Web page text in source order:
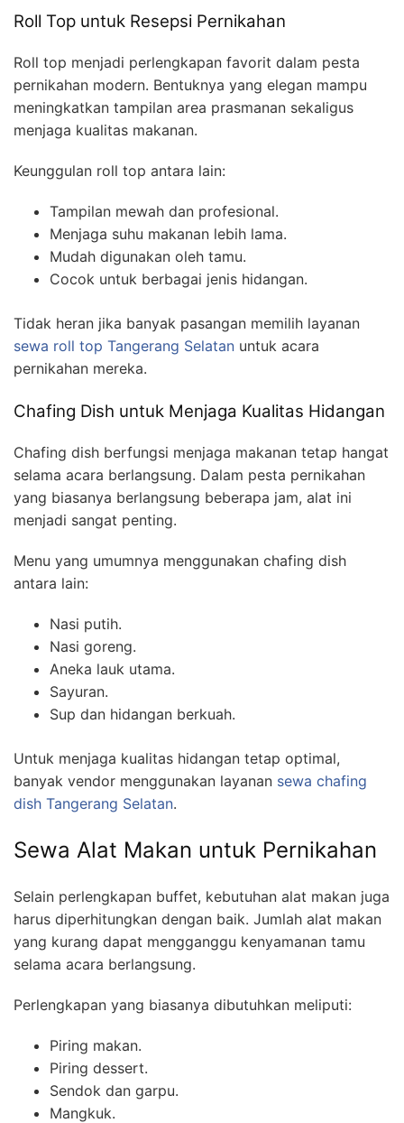
Roll Top untuk Resepsi Pernikahan
Roll top menjadi perlengkapan favorit dalam pesta
pernikahan modern. Bentuknya yang elegan mampu
meningkatkan tampilan area prasmanan sekaligus
menjaga kualitas makanan.
Keunggulan roll top antara lain:
Tampilan mewah dan profesional.
Menjaga suhu makanan lebih lama.
Mudah digunakan oleh tamu.
Cocok untuk berbagai jenis hidangan.
Tidak heran jika banyak pasangan memilih layanan
sewa roll top Tangerang Selatan untuk acara
pernikahan mereka.
Chafing Dish untuk Menjaga Kualitas Hidangan
Chafing dish berfungsi menjaga makanan tetap hangat
selama acara berlangsung. Dalam pesta pernikahan
yang biasanya berlangsung beberapa jam, alat ini
menjadi sangat penting.
Menu yang umumnya menggunakan chafing dish
antara lain:
Nasi putih.
Nasi goreng.
Aneka lauk utama.
Sayuran.
Sup dan hidangan berkuah.
Untuk menjaga kualitas hidangan tetap optimal,
banyak vendor menggunakan layanan sewa chafing
dish Tangerang Selatan.
Sewa Alat Makan untuk Pernikahan
Selain perlengkapan buffet, kebutuhan alat makan juga
harus diperhitungkan dengan baik. Jumlah alat makan
yang kurang dapat mengganggu kenyamanan tamu
selama acara berlangsung.
Perlengkapan yang biasanya dibutuhkan meliputi:
Piring makan.
Piring dessert.
Sendok dan garpu.
Mangkuk.